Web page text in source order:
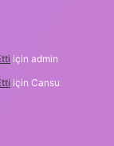
için admin
için Cansu